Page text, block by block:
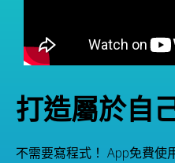
打造屬於自
不需要寫程式！ App免費使